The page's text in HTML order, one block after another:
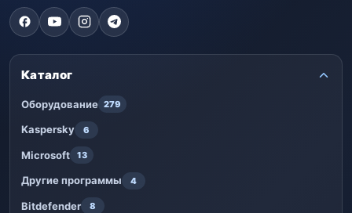
Каталог
Оборудование 279
Kaspersky 6
Microsoft 13
Другие программы 4
Bitdefender 8